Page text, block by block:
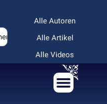
Alle Autoren
Alle Artikel
Alle Videos